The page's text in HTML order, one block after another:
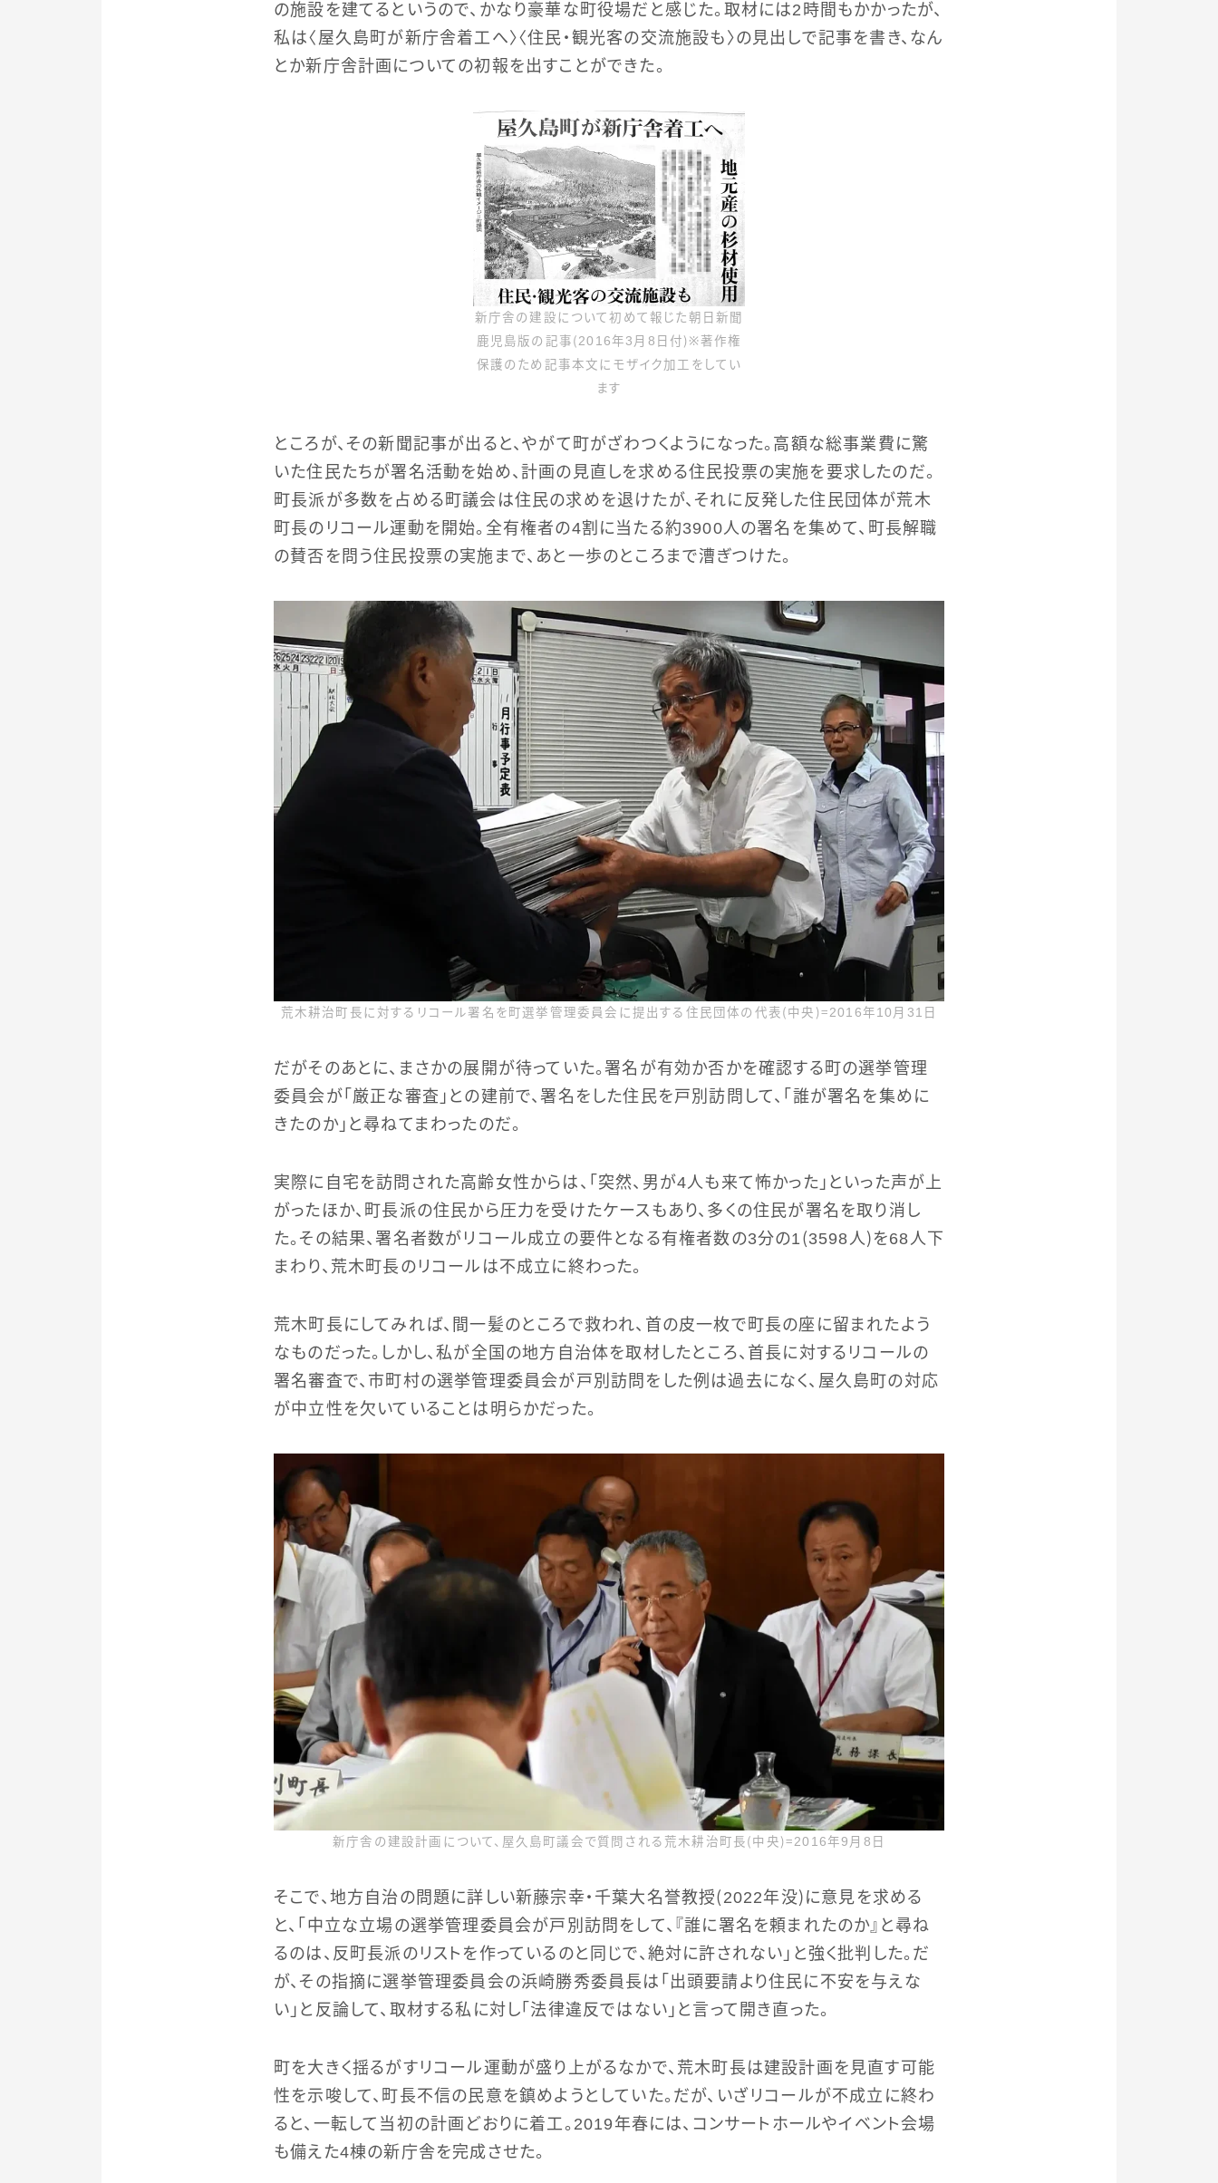
の施設を建てるというので、かなり豪華な町役場だと感じた。取材には2時間もかかったが、
私は〈屋久島町が新庁舎着工へ〉〈住民・観光客の交流施設も〉の見出しで記事を書き、なん
とか新庁舎計画についての初報を出すことができた。
新庁舎の建設について初めて報じた朝日新聞
鹿児島版の記事（2016年3月8日付）※著作権
保護のため記事本文にモザイク加工をしてい
ます
ところが、その新聞記事が出ると、やがて町がざわつくようになった。高額な総事業費に驚
いた住民たちが署名活動を始め、計画の見直しを求める住民投票の実施を要求したのだ。
町長派が多数を占める町議会は住民の求めを退けたが、それに反発した住民団体が荒木
町長のリコール運動を開始。全有権者の4割に当たる約3900人の署名を集めて、町長解職
の賛否を問う住民投票の実施まで、あと一歩のところまで漕ぎつけた。
荒木耕治町長に対するリコール署名を町選挙管理委員会に提出する住民団体の代表（中央）＝2016年10月31日
だがそのあとに、まさかの展開が待っていた。署名が有効か否かを確認する町の選挙管理
委員会が「厳正な審査」との建前で、署名をした住民を戸別訪問して、「誰が署名を集めに
きたのか」と尋ねてまわったのだ。
実際に自宅を訪問された高齢女性からは、「突然、男が4人も来て怖かった」といった声が上
がったほか、町長派の住民から圧力を受けたケースもあり、多くの住民が署名を取り消し
た。その結果、署名者数がリコール成立の要件となる有権者数の3分の1（3598人）を68人下
まわり、荒木町長のリコールは不成立に終わった。
荒木町長にしてみれば、間一髪のところで救われ、首の皮一枚で町長の座に留まれたよう
なものだった。しかし、私が全国の地方自治体を取材したところ、首長に対するリコールの
署名審査で、市町村の選挙管理委員会が戸別訪問をした例は過去になく、屋久島町の対応
が中立性を欠いていることは明らかだった。
新庁舎の建設計画について、屋久島町議会で質問される荒木耕治町長（中央）＝2016年9月8日
そこで、地方自治の問題に詳しい新藤宗幸・千葉大名誉教授（2022年没）に意見を求める
と、「中立な立場の選挙管理委員会が戸別訪問をして、『誰に署名を頼まれたのか』と尋ね
るのは、反町長派のリストを作っているのと同じで、絶対に許されない」と強く批判した。だ
が、その指摘に選挙管理委員会の浜崎勝秀委員長は「出頭要請より住民に不安を与えな
い」と反論して、取材する私に対し「法律違反ではない」と言って開き直った。
町を大きく揺るがすリコール運動が盛り上がるなかで、荒木町長は建設計画を見直す可能
性を示唆して、町長不信の民意を鎮めようとしていた。だが、いざリコールが不成立に終わ
ると、一転して当初の計画どおりに着工。2019年春には、コンサートホールやイベント会場
も備えた4棟の新庁舎を完成させた。